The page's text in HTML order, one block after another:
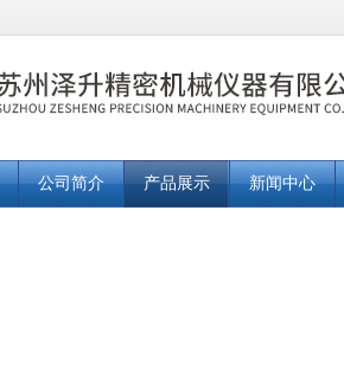
公司简介 产品展示 新闻中心